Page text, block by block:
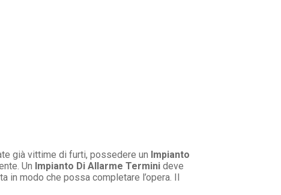
già vittime di furti, possedere un Impianto
Un Impianto Di Allarme Termini deve
modo che possa completare l’opera. Il